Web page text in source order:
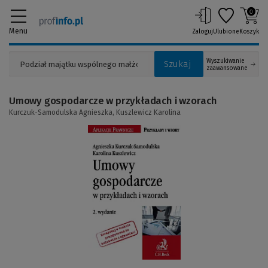
Menu
Szukaj
Wyszukiwanie
zaawansowane
ZalogujUlubione
0
Koszyk
Umowy gospodarcze w przykładach i wzorach
Kurczuk-Samodulska Agnieszka, Kuszlewicz Karolina